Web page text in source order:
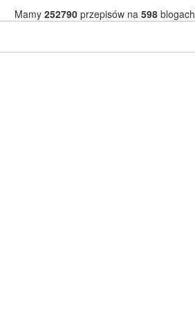
Mamy 252790przepisów na 598